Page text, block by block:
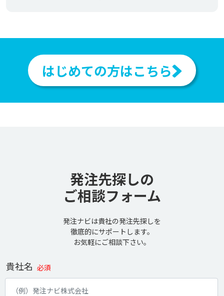
はじめての方はこちら
発注先探しの
ご相談フォーム
発注ナビは貴社の発注先探しを
徹底的にサポートします。
お気軽にご相談下さい。
貴社名 必須